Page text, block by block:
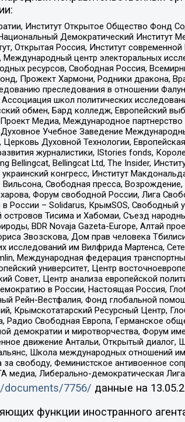
Институт Открытое Общество Фонд
Демократический Институт
Открытая Россия, Институт
центр электоральных
ресурсов, Свободная Россия,
Прожект Хармони, Родники дракона,
преследования в отношении
школ политических
обмен, Бард колледж, Европейский
Медиа, Международное партнерство
Учебное Заведение
Церковь Духовной Технологии,
журналистики, IStories fonds,
Bellingcat, Bellingcat Ltd, The Insider,
конгресс, Институт
Свободная пресса,
Форум свободной России, Лига
– Solidarus, КрымSOS, Свободный
Тисима и Хабомаи, Съезд
BDR Novaja Gazeta-Europe, Алтай
Звозскова, Дом прав человека
исследований им Вилфрида Мартенса,
Международная федерация
университет, Центр
Совет, Центр анализа европейской
в России, Настоящая Россия,
Рейн-Вестфалия, Фонд глобальной
Крымскотатарский Ресурсный Центр,
Радио Свободная Европа, Германское
демократии и миротворчества, Форум
движение Антальи, Открытый
Школа международных отношений
свободу, Феминистское антивоенное
медиа, Либерально-демократическая
documents/7756/ данные на
функции иностранного